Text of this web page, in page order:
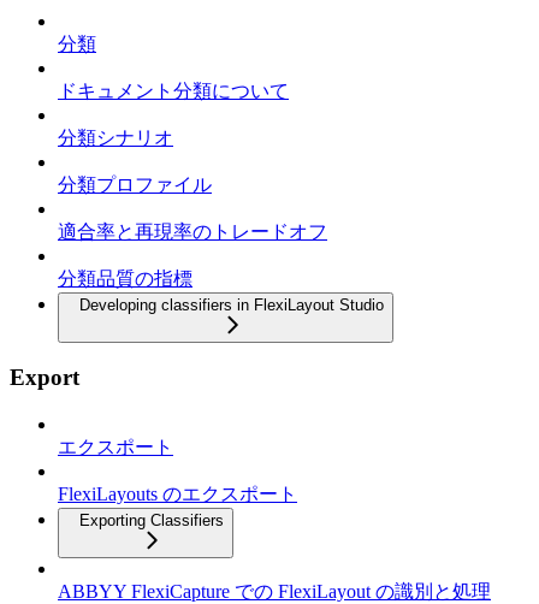
分類
ドキュメント分類について
分類シナリオ
分類プロファイル
適合率と再現率のトレードオフ
分類品質の指標
Developing classifiers in FlexiLayout Studio
Export
エクスポート
FlexiLayouts のエクスポート
Exporting Classifiers
ABBYY FlexiCapture での FlexiLayout の識別と処理